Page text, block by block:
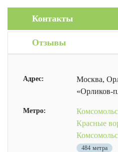
Контакты
Отзывы
Адрес:
Москва,
«Орликов-
Метро:
Красные
484 метра